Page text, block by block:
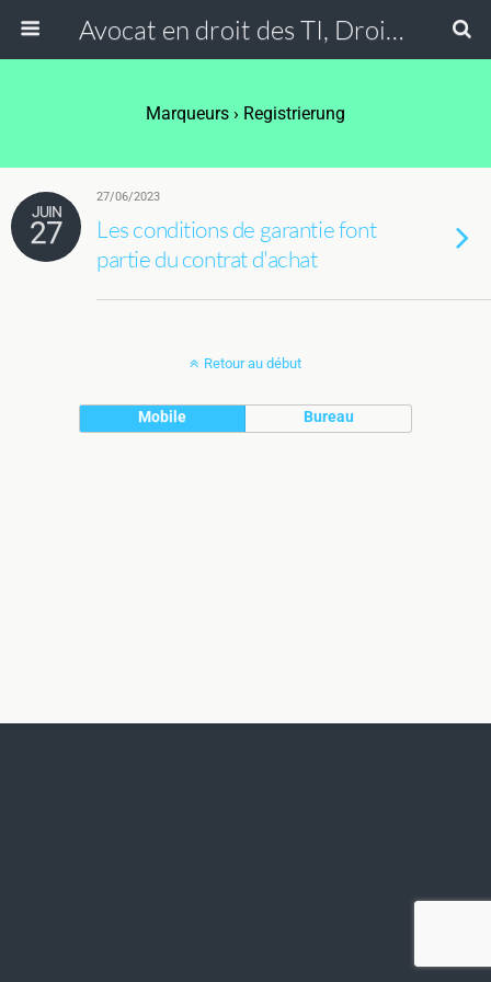
Avocat en droit des TI, Droit de l'Internet, Politique de confidentialité & Médias sociaux
Marqueurs › Registrierung
JUIN
27
27/06/2023
Les conditions de garantie font
partie du contrat d'achat
Retour au début
Mobile Bureau